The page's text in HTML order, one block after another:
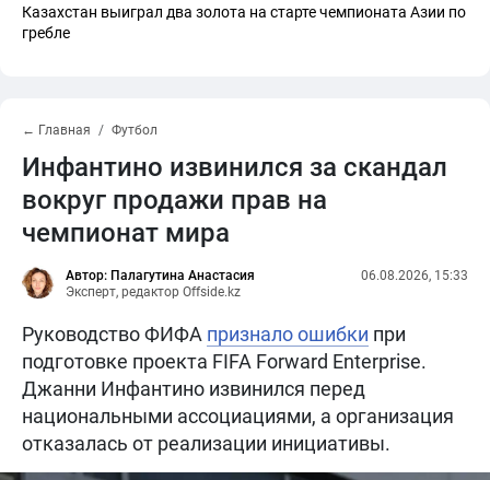
Казахстан выиграл два золота на старте чемпионата Азии по
гребле
← Главная Футбол
Инфантино извинился за скандал
вокруг продажи прав на
чемпионат мира
Автор: Палагутина Анастасия
Эксперт, редактор Offside.kz
06.08.2026, 15:33
Руководство ФИФА признало ошибки при
подготовке проекта FIFA Forward Enterprise.
Джанни Инфантино извинился перед
национальными ассоциациями, а организация
отказалась от реализации инициативы.